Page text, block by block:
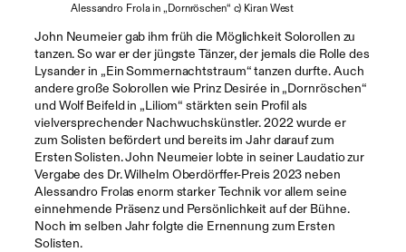
Alessandro Frola in „Dornröschen“ c) Kiran West
John Neumeier gab ihm früh die Möglichkeit Solorollen zu
tanzen. So war er der jüngste Tänzer, der jemals die Rolle des
Lysander in „Ein Sommernachtstraum“ tanzen durfte. Auch
andere große Solorollen wie Prinz Desirée in „Dornröschen“
und Wolf Beifeld in „Liliom“ stärkten sein Profil als
vielversprechender Nachwuchskünstler. 2022 wurde er
zum Solisten befördert und bereits im Jahr darauf zum
Ersten Solisten. John Neumeier lobte in seiner Laudatio zur
Vergabe des Dr. Wilhelm Oberdörffer-Preis 2023 neben
Alessandro Frolas enorm starker Technik vor allem seine
einnehmende Präsenz und Persönlichkeit auf der Bühne.
Noch im selben Jahr folgte die Ernennung zum Ersten
Solisten.